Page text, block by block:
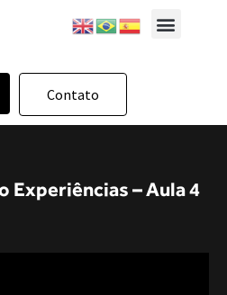
Contato
Experiências – Aula 4